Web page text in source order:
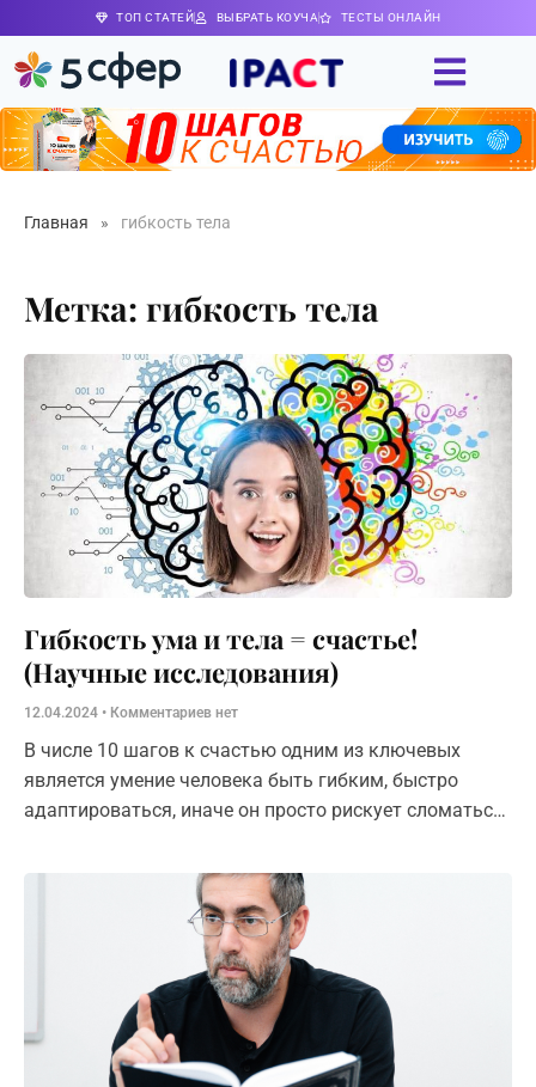
ТОП СТАТЕЙ ВЫБРАТЬ КОУЧА ТЕСТЫ ОНЛАЙН
Главная » гибкость тела
Метка: гибкость тела
Гибкость ума и тела = счастье!
(Научные исследования)
12.04.2024 Комментариев нет
В числе 10 шагов к счастью одним из ключевых
является умение человека быть гибким, быстро
адаптироваться, иначе он просто рискует сломаться